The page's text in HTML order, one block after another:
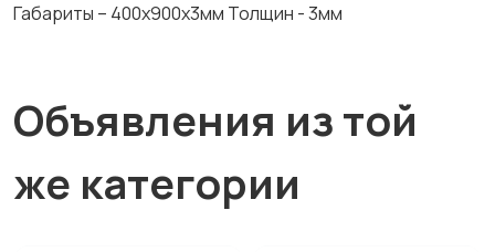
Габариты – 400x900х3мм Толщин - 3мм
Объявления из той
же категории